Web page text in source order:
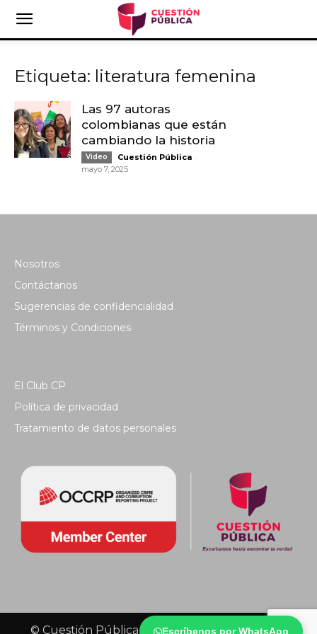
Escríbenos por WhatsApp
Etiqueta: literatura femenina
Las 97 autoras
colombianas que están
cambiando la historia
Video Cuestión Pública -
mayo 7, 2025
Nosotros
Contáctanos
Sugerencias de confidencialidad
Términos y Condiciones
El Club CP
Política de privacidad
Tratamiento de datos personales
© Cuestión Pública 2018 - Todos los derechos